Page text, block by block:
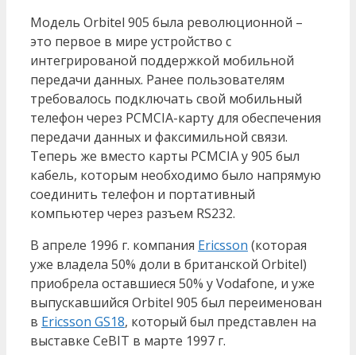
Модель Orbitel 905 была революционной –
это первое в мире устройство с
интегрированой поддержкой мобильной
передачи данных. Ранее пользователям
требовалось подключать свой мобильный
телефон через PCMCIA-карту для обеспечения
передачи данных и факсимильной связи.
Теперь же вместо карты PCMCIA у 905 был
кабель, которым необходимо было напрямую
соединить телефон и портативный
компьютер через разъем RS232.
В апреле 1996 г. компания Ericsson (которая
уже владела 50% доли в британской Orbitel)
приобрела оставшиеся 50% у Vodafone, и уже
выпускавшийся Orbitel 905 был переименован
в Ericsson GS18, который был представлен на
выставке CeBIT в марте 1997 г.